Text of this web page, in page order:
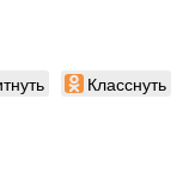
Класснуть